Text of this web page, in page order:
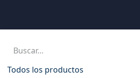
Todos los productos